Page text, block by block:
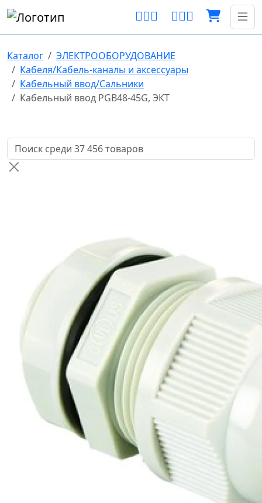
Каталог
ЭЛЕКТРООБОРУДОВАНИЕ
Кабеля/Кабель-каналы и аксессуары
Кабельный ввод/Сальники
Кабельный ввод PGB48-45G, ЭКТ
Поиск товаров по названию или артикулу